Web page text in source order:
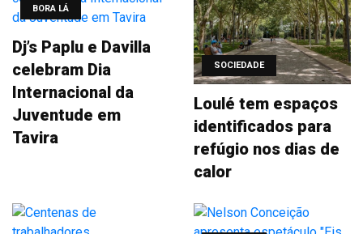
BORA LÁ
Dj’s Paplu e Davilla
celebram Dia
Internacional da
Juventude em
Tavira
SOCIEDADE
Loulé tem espaços
identificados para
refúgio nos dias de
calor